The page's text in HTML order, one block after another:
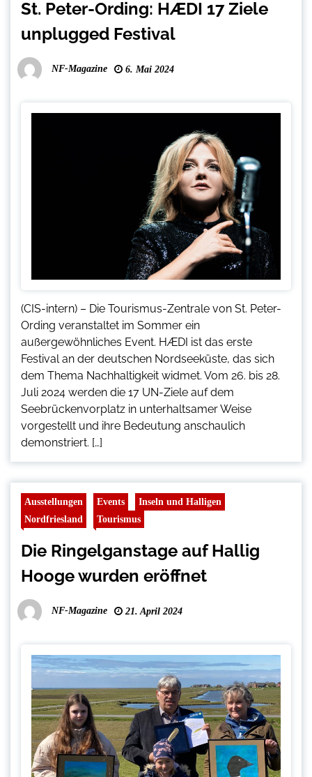
St. Peter-Ording: HÆDI 17 Ziele
unplugged Festival
NF-Magazine 6. Mai 2024
(CIS-intern) – Die Tourismus-Zentrale von St. Peter-
Ording veranstaltet im Sommer ein
außergewöhnliches Event. HÆDI ist das erste
Festival an der deutschen Nordseeküste, das sich
dem Thema Nachhaltigkeit widmet. Vom 26. bis 28.
Juli 2024 werden die 17 UN-Ziele auf dem
Seebrückenvorplatz in unterhaltsamer Weise
vorgestellt und ihre Bedeutung anschaulich
demonstriert. […]
Ausstellungen Events
Inseln und Halligen
Nordfriesland
Tourismus
Die Ringelganstage auf Hallig
Hooge wurden eröffnet
NF-Magazine 21. April 2024